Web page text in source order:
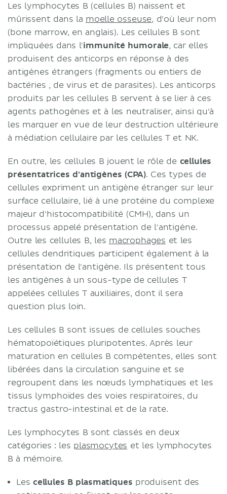
Les lymphocytes B (cellules B) naissent et
mûrissent dans la moelle osseuse, d'où leur nom
(bone marrow, en anglais). Les cellules B sont
impliquées dans l'immunité humorale, car elles
produisent des anticorps en réponse à des
antigènes étrangers (fragments ou entiers de
bactéries , de virus et de parasites). Les anticorps
produits par les cellules B servent à se lier à ces
agents pathogènes et à les neutraliser, ainsi qu'à
les marquer en vue de leur destruction ultérieure
à médiation cellulaire par les cellules T et NK.
En outre, les cellules B jouent le rôle de cellules
présentatrices d'antigènes (CPA). Ces types de
cellules expriment un antigène étranger sur leur
surface cellulaire, lié à une protéine du complexe
majeur d'histocompatibilité (CMH), dans un
processus appelé présentation de l'antigène.
Outre les cellules B, les macrophages et les
cellules dendritiques participent également à la
présentation de l'antigène. Ils présentent tous
les antigènes à un sous-type de cellules T
appelées cellules T auxiliaires, dont il sera
question plus loin.
Les cellules B sont issues de cellules souches
hématopoïétiques pluripotentes. Après leur
maturation en cellules B compétentes, elles sont
libérées dans la circulation sanguine et se
regroupent dans les nœuds lymphatiques et les
tissus lymphoïdes des voies respiratoires, du
tractus gastro-intestinal et de la rate.
Les lymphocytes B sont classés en deux
catégories : les plasmocytes et les lymphocytes
B à mémoire.
Les cellules B plasmatiques produisent des